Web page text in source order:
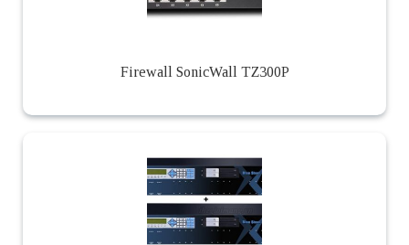
Firewall SonicWall TZ300P